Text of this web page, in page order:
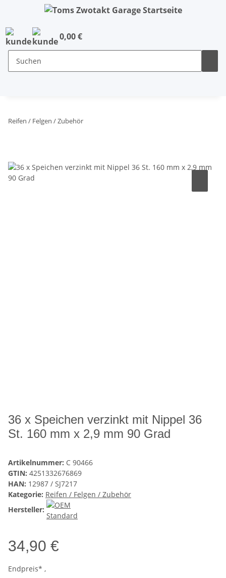
0,00 €
Reifen / Felgen / Zubehör
36 x Speichen verzinkt mit Nippel 36
St. 160 mm x 2,9 mm 90 Grad
Artikelnummer: C 90466
GTIN: 4251332676869
HAN: 12987 / SJ7217
Kategorie: Reifen / Felgen / Zubehör
Hersteller:
34,90 €
Endpreis* ,